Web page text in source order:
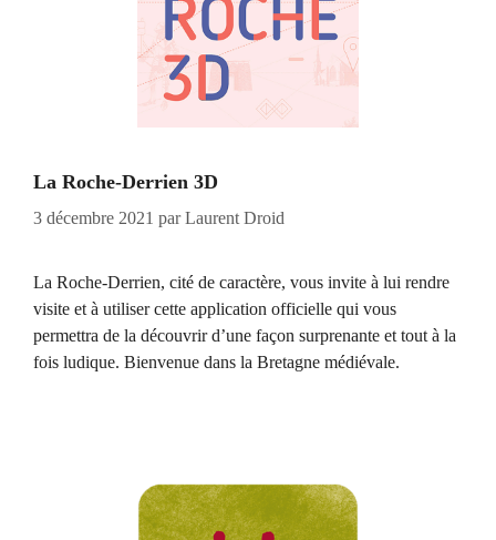
La Roche-Derrien 3D
3 décembre 2021 parLaurent Droid
La Roche-Derrien, cité de caractère, vous invite à lui rendre
visite et à utiliser cette application officielle qui vous
permettra de la découvrir d’une façon surprenante et tout à la
fois ludique. Bienvenue dans la Bretagne médiévale.